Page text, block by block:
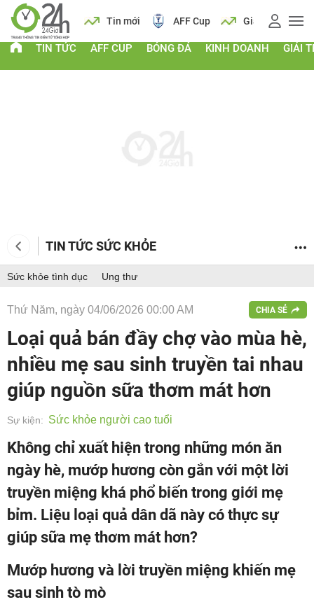
Lịch Tin mới AFF Cup Giá vàng
TIN TỨC AFF CUP BÓNG ĐÁ KINH DOANH GIẢI
TIN TỨC SỨC KHỎE
Sức khỏe tình dục Ung thư
Thứ Năm, ngày 04/06/2026 00:00 AM CHIA SẺ
Loại quả bán đầy chợ vào mùa hè,
nhiều mẹ sau sinh truyền tai nhau
giúp nguồn sữa thơm mát hơn
Sự kiện: Sức khỏe người cao tuổi
Không chỉ xuất hiện trong những món ăn
ngày hè, mướp hương còn gắn với một lời
truyền miệng khá phổ biến trong giới mẹ
bỉm. Liệu loại quả dân dã này có thực sự
giúp sữa mẹ thơm mát hơn?
Mướp hương và lời truyền miệng khiến mẹ
sau sinh tò mò